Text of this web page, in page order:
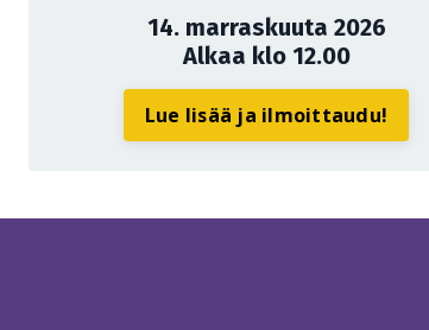
14. marraskuuta 2026
Alkaa klo 12.00
Lue lisää ja ilmoittaudu!